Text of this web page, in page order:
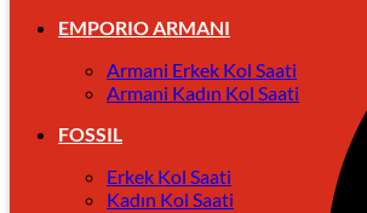
EMPORIO ARMANI
Armani Erkek Kol Saati
Armani Kadın Kol Saati
FOSSIL
Erkek Kol Saati
Kadın Kol Saati